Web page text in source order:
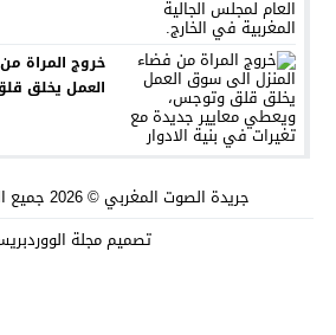
خروج المراة
العمل يخلق
جريدة الصوت المغربي© 2026 جميع الحقوق محفوظة.
تصميممجلة